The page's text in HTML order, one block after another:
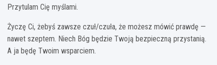
Przytulam Cię myślami.
Życzę Ci, żebyś zawsze czuł/czuła, że możesz mówić prawdę —
nawet szeptem. Niech Bóg będzie Twoją bezpieczną przystanią.
A ja będę Twoim wsparciem.